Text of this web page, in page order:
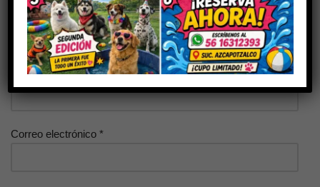
Nombre*
Correo electrónico *